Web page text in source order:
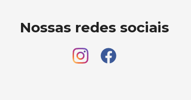
Nossas redes sociais